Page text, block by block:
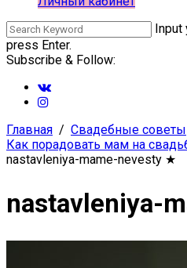
Input
press Enter.
Subscribe & Follow:
Главная
Свадебные советы
Как порадовать мам на
nastavleniya-mame-nevesty ★
nastavleniya-